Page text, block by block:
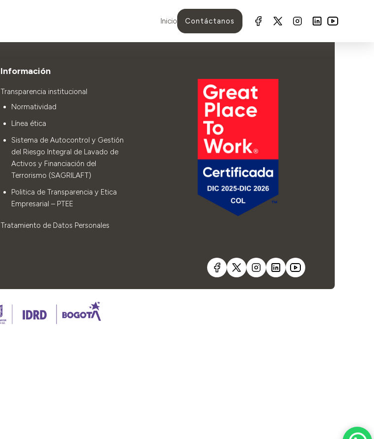
Inicio Contáctanos
Información
Transparencia institucional
Normatividad
Línea ética
Sistema de Autocontrol y Gestión
del Riesgo Integral de Lavado de
Activos y Financiación del
Terrorismo (SAGRILAFT)
Politica de Transparencia y Etica
Empresarial – PTEE
Tratamiento de Datos Personales